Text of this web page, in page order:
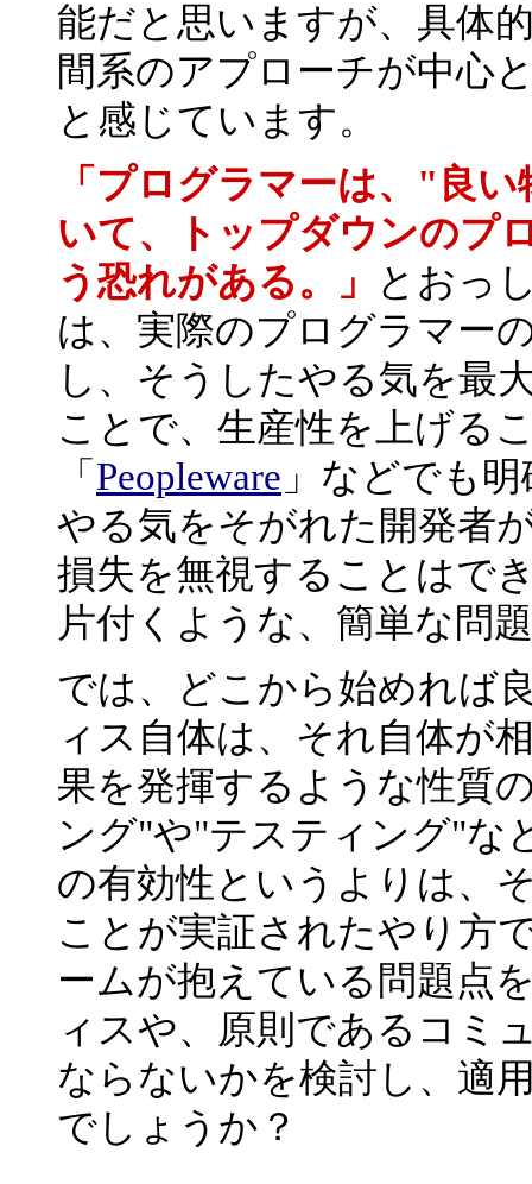
能だと思いますが、具体
間系のアプローチが中心
と感じています。
「プログラマーは、"良
いて、トップダウンのプ
う恐れがある。」
とおっ
は、実際のプログラマー
し、そうしたやる気を最
ことで、生産性を上げる
「 Peopleware 」などでも
やる気をそがれた開発者
損失を無視することはで
片付くような、簡単な問
では、どこから始めれば
ィス自体は、それ自体が
果を発揮するような性質
ング"や"テスティング"な
の有効性というよりは、
ことが実証されたやり方
ームが抱えている問題点
ィスや、原則であるコミ
ならないかを検討し、適
でしょうか？